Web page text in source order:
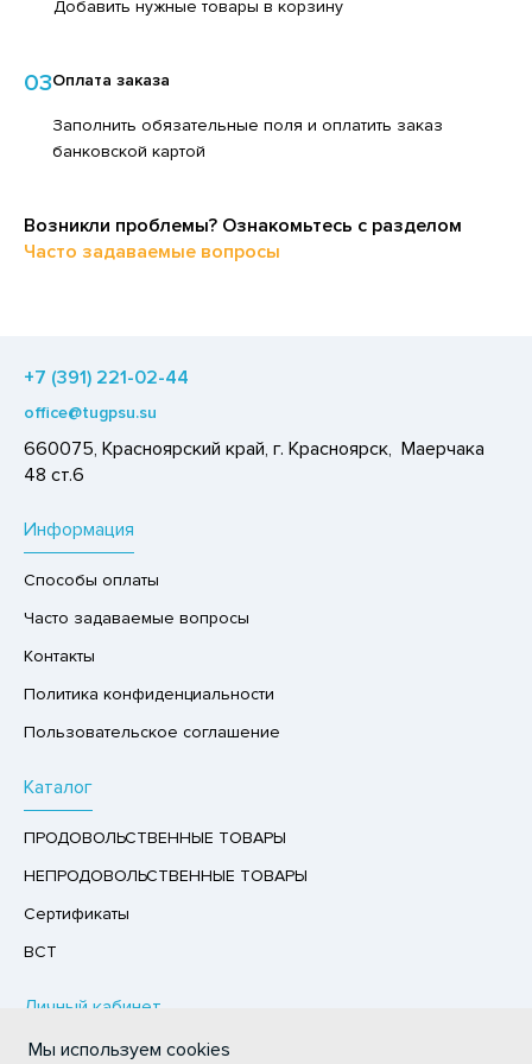
ПИТЬЕВОЕ
БЫСТРОГО ПРИГОТОВЛЕНИЯ
ПРЯНОСТИ, СПЕЦИИ
СОДА
ОРЕХИ, ГРИБЫ
ПРОДУКТ
ПАСТА
ДЛЯ УХОДА ЗА КОЖЕЙ РУК
ЛИЧНОЙ ГИГИЕНЫ
КАРТЫ
ПРИНАДЛЕЖНОСТИ
Добавить нужные товары в корзину
03Оплата заказа
Заполнить обязательные поля и оплатить заказ
банковской картой
Возникли проблемы? Ознакомьтесь с разделом
Часто задаваемые вопросы
Информация
Способы оплаты
Часто задаваемые вопросы
Контакты
Политика конфиденциальности
Пользовательское соглашение
Каталог
ПРОДОВОЛЬСТВЕННЫЕ ТОВАРЫ
НЕПРОДОВОЛЬСТВЕННЫЕ ТОВАРЫ
Сертификаты
ВСТ
Личный кабинет
Авторизация / Регистрация
+7 (391) 221-02-44
office@tugpsu.su
660075, Красноярский край, г. Красноярск, Маерчака
48 ст.6
Мы используем cookies